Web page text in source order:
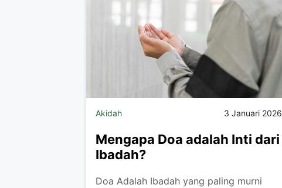
Akidah 3 Januari 2026
Mengapa Doa adalah Inti dari
Ibadah?
Doa Adalah Ibadah yang paling murni